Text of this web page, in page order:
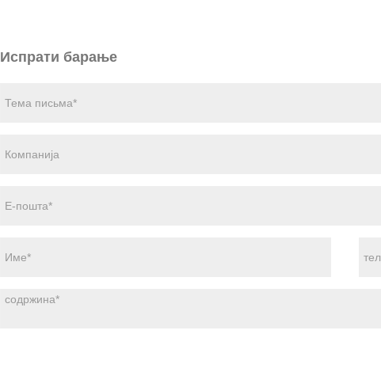
Испрати барање